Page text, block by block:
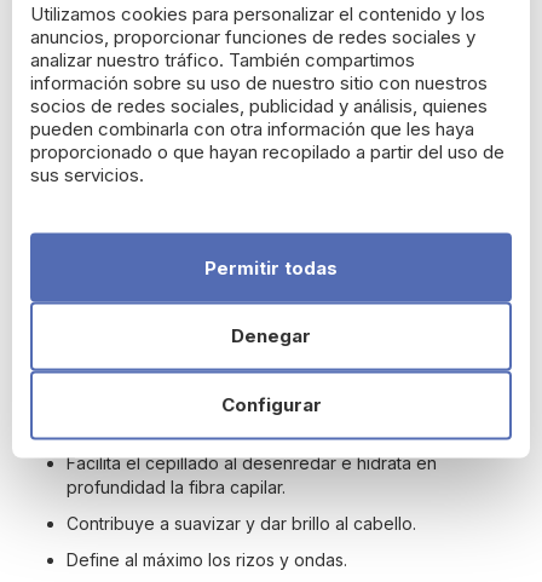
Asimismo, contiene un complejoun complejo Hydra Curl que
envuelve la fibra capilar y ayuda a redefinir los rizos, mientras
que la manteca de illipé proporciona unanutrición e
hidratación intensa. Además, el extracto de malva blanca
potencia la luminosidaddel cabello ondulado o rizado.
Todos los ingrediente de esta línea Boucles, ayudan a
fortalecer y suavizar
el cabello con un champú de la misma
gama, se debeaplicarel acondicionadorde medios a
. Esperar a que actúe durante
Principales beneficios del acondicionador suavidad de
Facilita el cepillado al desenredar e hidrata en
profundidad la fibra capilar.
Contribuye a suavizar y dar brillo al cabello.
Define al máximo los rizos y ondas.
Utilizamos cookies para personalizar el contenido y los
anuncios, proporcionar funciones de redes sociales y
analizar nuestro tráfico. También compartimos
información sobre su uso de nuestro sitio con nuestros
socios de redes sociales, publicidad y análisis, quienes
pueden combinarla con otra información que les haya
proporcionado o que hayan recopilado a partir del uso de
sus servicios.
Configurar
Denegar
Permitir todas